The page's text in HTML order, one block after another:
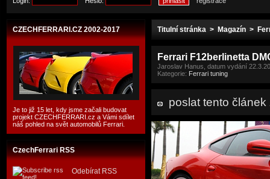
CZECHFERRARI.CZ 2002-2017
Je to již 15 let, kdy jsme začali budovat
projekt CZECHFERRARI.cz a Vámi sdílet
náš pohled na svět automobilů Ferrari.
CzechFerrari RSS
Odebírat RSS
Titulní stránka > Magazín >
Ferrari F12berlinetta
Jaroslav Hanus, datum vydání
Kategorie: Ferrari tuning
poslat tento